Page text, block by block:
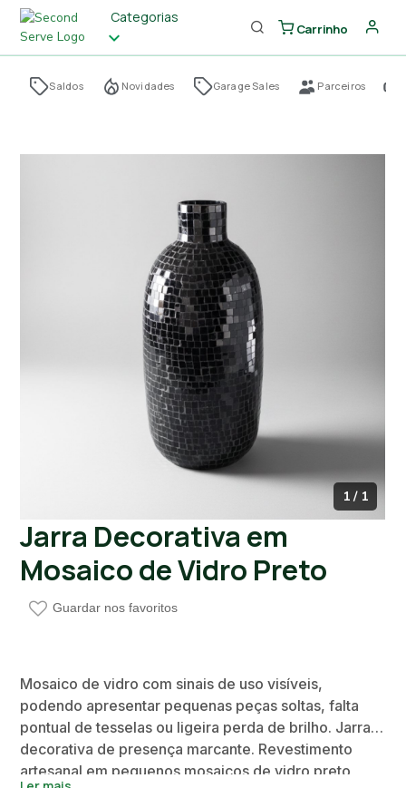
Categorias
Carrinho
Saldos Novidades Garage Sales Parceiros
1 / 1
Jarra Decorativa em
Mosaico de Vidro Preto
Guardar nos favoritos
Mosaico de vidro com sinais de uso visíveis,
podendo apresentar pequenas peças soltas, falta
pontual de tesselas ou ligeira perda de brilho. Jarra
decorativa de presença marcante. Revestimento
artesanal em pequenos mosaicos de vidro preto